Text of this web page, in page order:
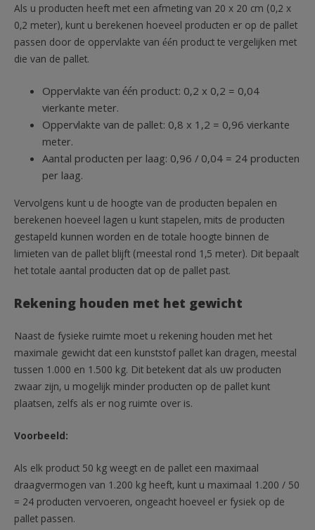
Als u producten heeft met een afmeting van 20 x 20 cm (0,2 x
0,2 meter), kunt u berekenen hoeveel producten er op de pallet
passen door de oppervlakte van één product te vergelijken met
die van de pallet.
Oppervlakte van één product: 0,2 x 0,2 = 0,04
vierkante meter.
Oppervlakte van de pallet: 0,8 x 1,2 = 0,96 vierkante
meter.
Aantal producten per laag: 0,96 / 0,04 = 24 producten
per laag.
Vervolgens kunt u de hoogte van de producten bepalen en
berekenen hoeveel lagen u kunt stapelen, mits de producten
gestapeld kunnen worden en de totale hoogte binnen de
limieten van de pallet blijft (meestal rond 1,5 meter). Dit bepaalt
het totale aantal producten dat op de pallet past.
Rekening houden met het gewicht
Naast de fysieke ruimte moet u rekening houden met het
maximale gewicht dat een kunststof pallet kan dragen, meestal
tussen 1.000 en 1.500 kg. Dit betekent dat als uw producten
zwaar zijn, u mogelijk minder producten op de pallet kunt
plaatsen, zelfs als er nog ruimte over is.
Voorbeeld:
Als elk product 50 kg weegt en de pallet een maximaal
draagvermogen van 1.200 kg heeft, kunt u maximaal 1.200 / 50
= 24 producten vervoeren, ongeacht hoeveel er fysiek op de
pallet passen.